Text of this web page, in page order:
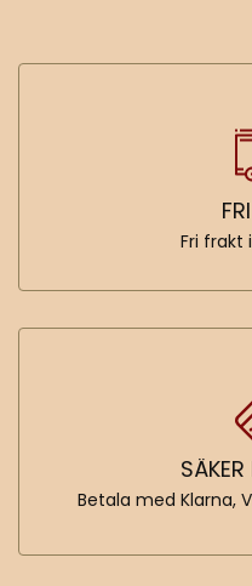
Fri frakt
Betala med Klarna,